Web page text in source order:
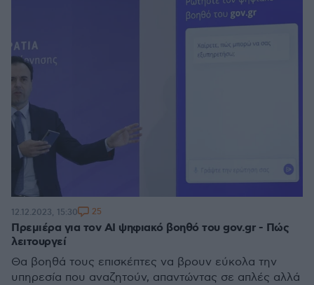
Πρεμιέρα για τον AI ψηφιακό βοηθό του gov.gr - Πώς
λειτουργεί
Θα βοηθά τους επισκέπτες να βρουν εύκολα την
υπηρεσία που αναζητούν, απαντώντας σε απλές αλλά
12.12.2023, 15:30 25